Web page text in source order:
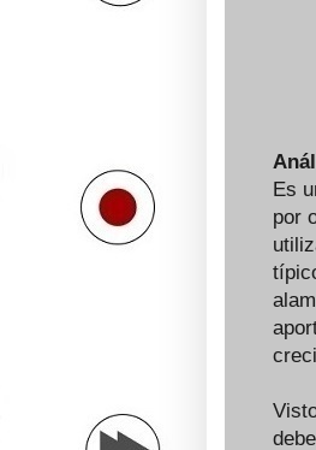
Es
por